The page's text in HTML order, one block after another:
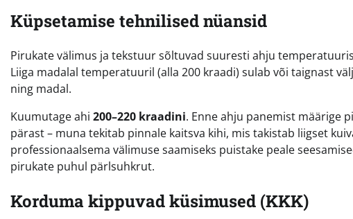
Küpsetamise tehnilised nüansid
Pirukate välimus ja tekstuur sõltuvad suuresti ahju
Liiga madalal temperatuuril (alla 200 kraadi) sulab või taignast
ning madal.
Kuumutage ahi 200–220 kraadini. Enne ahju panemist määrige
pärast – muna tekitab pinnale kaitsva kihi, mis takistab liigset
professionaalsema välimuse saamiseks puistake peale
pirukate puhul pärlsuhkrut.
Korduma kippuvad küsimused (KKK)